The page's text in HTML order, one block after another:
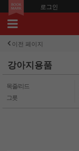
로그인
이전 페이지
강아지용품
목줄/리드
그릇